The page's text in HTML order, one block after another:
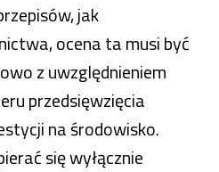
jak
ocena ta musi być
z uwzględnieniem
przedsięwzięcia
na środowisko.
się wyłącznie